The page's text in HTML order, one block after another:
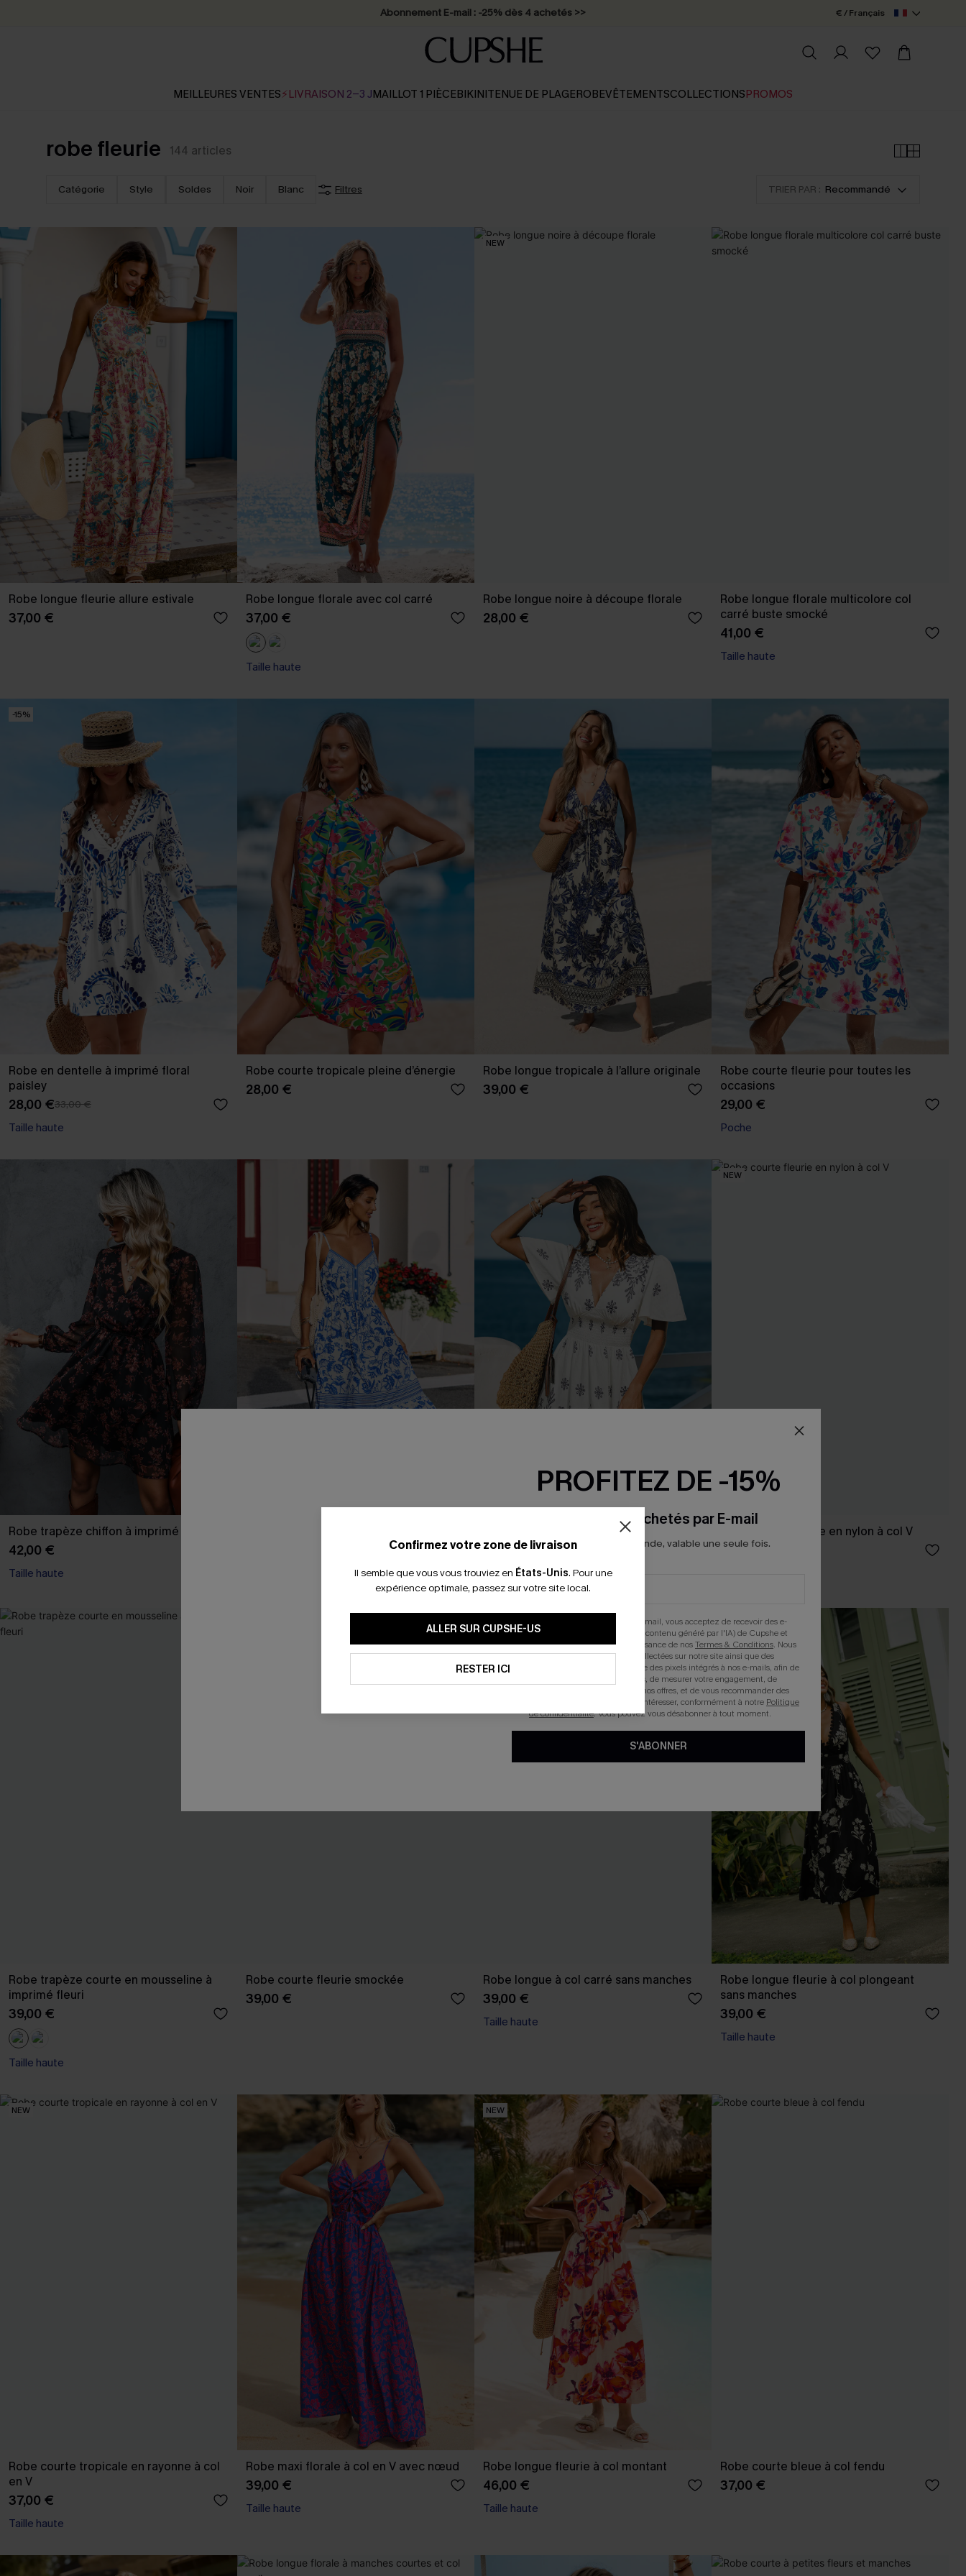
Abonnement E-mail : -25% dès 4 achetés >> € / Français
MEILLEURES VENTES⚡LIVRAISON 2-3 JMAILLOT 1 PIÈCEBIKINITENUE DE PLAGEROBEVÊTEMENTSCOLLECTIONSPROMOS
robe fleurie 144 articles
Catégorie Style Soldes Noir Blanc Filtres TRIER PAR : Recommandé
Robe longue fleurie allure estivale
37,00 €
Robe longue florale avec col carré
37,00 €
Taille haute
NEW
Robe longue noire à découpe florale
28,00 €
Robe longue florale multicolore col
carré buste smocké
41,00 €
Taille haute
-15%
Robe en dentelle à imprimé floral
paisley
28,00 €33,00 €
Taille haute
Robe courte tropicale pleine d’énergie
28,00 €
Robe longue tropicale à l’allure originale
39,00 €
Robe courte fleurie pour toutes les
occasions
29,00 €
Poche
Robe trapèze chiffon à imprimé floral
42,00 €
Taille haute
Robe courte florale à col plongeant
37,00 €
NEW
Robe courte fleurie en nylon à col V
46,00 €
Robe trapèze courte en mousseline à
imprimé fleuri
39,00 €
Taille haute
Robe courte fleurie smockée
39,00 €
Robe longue à col carré sans manches
39,00 €
Taille haute
NEW
Robe longue fleurie à col plongeant
sans manches
39,00 €
Taille haute
NEW
Robe courte tropicale en rayonne à col
en V
37,00 €
Taille haute
Robe maxi florale à col en V avec nœud
39,00 €
Taille haute
NEW
Robe longue fleurie à col montant
46,00 €
Taille haute
Robe courte bleue à col fendu
37,00 €
Confirmez votre zone de livraison
Il semble que vous vous trouviez en États-Unis. Pour une
expérience optimale, passez sur votre site local.
ALLER SUR CUPSHE-US
RESTER ICI
PROFITEZ DE -15%
-15% dès 2 Achetés par E-mail
*Un code par commande, valable une seule fois.
En soumettant votre adresse e-mail, vous acceptez de recevoir des e-
mails marketing (y compris du contenu généré par l'IA) de Cupshe et
reconnaissez avoir pris connaissance de nosTermes & Conditions. Nous
pouvons utiliser les données collectées sur notre site ainsi que des
technologies de suivi, telles que des pixels intégrés à nos e-mails, afin de
savoir si ceux-ci ont été ouverts, de mesurer votre engagement, de
personnaliser nos contenus et nos offres, et de vous recommander des
produits susceptibles de vous intéresser, conformément à notre Politique
de confidentialité. Vous pouvez vous désabonner à tout moment.
S'ABONNER